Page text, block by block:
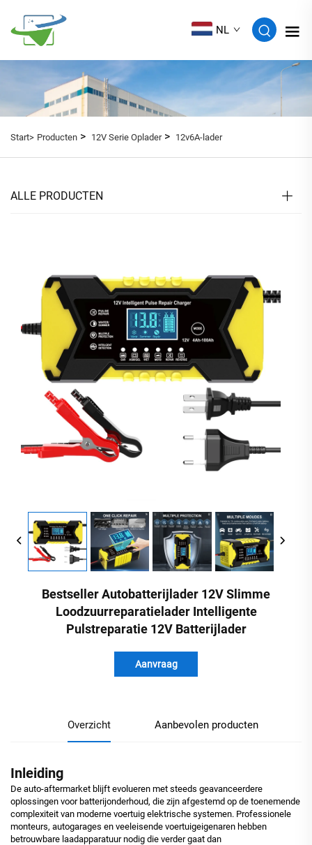
NL
Start> Producten > 12V Serie Oplader> 12v6A-lader
ALLE PRODUCTEN
Bestseller Autobatterijlader 12V Slimme
Loodzuurreparatielader Intelligente
Pulstreparatie 12V Batterijlader
Aanvraag
Overzicht Aanbevolen producten
Inleiding
De auto-aftermarket blijft evolueren met steeds geavanceerdere
oplossingen voor batterijonderhoud, die zijn afgestemd op de toenemende
complexiteit van moderne voertuig elektrische systemen. Professionele
monteurs, autogarages en veeleisende voertuigeigenaren hebben
betrouwbare laadapparatuur nodig die verder gaat dan